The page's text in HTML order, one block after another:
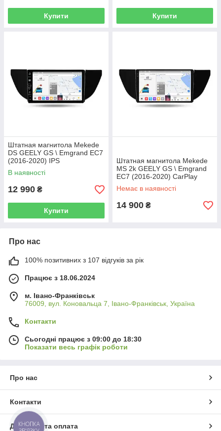
Купити Купити
Штатная магнитола Mekede
DS GEELY GS \ Emgrand EC7
(2016-2020) IPS
В наявності
12 990 ₴
Купити
Штатная магнитола Mekede
MS 2k GEELY GS \ Emgrand
EC7 (2016-2020) CarPlay
QleD
Немає в наявності
14 900 ₴
Про нас
100% позитивних з 107 відгуків за рік
Працює з 18.06.2024
м. Івано-Франківськ
76009, вул. Коновальца 7, Івано-Франківськ, Україна
Контакти
Сьогодні працює з 09:00 до 18:30
Показати весь графік роботи
Про нас
Контакти
Доставка та оплата
КНОПКА